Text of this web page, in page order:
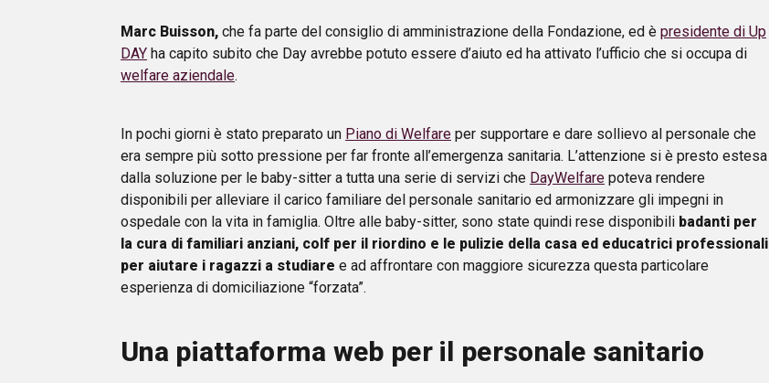
Marc Buisson, che fa parte del consiglio di amministrazione della Fondazione, ed è presidente di Up
DAY ha capito subito che Day avrebbe potuto essere d’aiuto ed ha attivato l’ufficio che si occupa di
welfare aziendale.
In pochi giorni è stato preparato un Piano di Welfare per supportare e dare sollievo al personale che
era sempre più sotto pressione per far fronte all’emergenza sanitaria. L’attenzione si è presto estesa
dalla soluzione per le baby-sitter a tutta una serie di servizi che DayWelfare poteva rendere
disponibili per alleviare il carico familiare del personale sanitario ed armonizzare gli impegni in
ospedale con la vita in famiglia. Oltre alle baby-sitter, sono state quindi rese disponibili badanti per
la cura di familiari anziani, colf per il riordino e le pulizie della casa ed educatrici professionali
per aiutare i ragazzi a studiare e ad affrontare con maggiore sicurezza questa particolare
esperienza di domiciliazione “forzata”.
Una piattaforma web per il personale sanitario